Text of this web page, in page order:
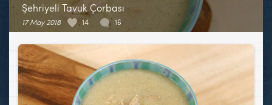
Şehriyeli Tavuk Çorbası
17 May 2018 14 16